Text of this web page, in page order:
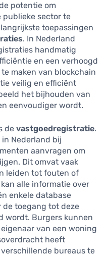
potentie om
publieke sector te
toepassingen
. In Nederland
handmatig
en een verhoogd
maken van blockchain
veilig en efficiënt
het bijhouden van
eenvoudiger wordt.
de vastgoedregistratie.
Nederland bij
aanvragen om
Dit omvat vaak
leiden tot fouten of
alle informatie over
enkele database
toegang tot deze
wordt. Burgers kunnen
van een woning
heeft
bureaus te